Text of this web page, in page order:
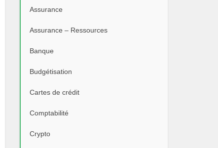
Assurance
Assurance – Ressources
Banque
Budgétisation
Cartes de crédit
Comptabilité
Crypto